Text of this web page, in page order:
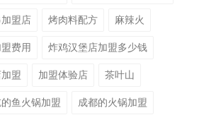
盟店 烤肉料配方 麻辣火
费用 炸鸡汉堡店加盟多少钱
盟 加盟体验店 茶叶山
鱼火锅加盟 成都的火锅加盟